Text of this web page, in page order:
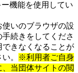
機能を使用してい
いのブラウザの設
手続きをしてくださ
きなくなることが
。
※利用者ご自身
当団体サイトの閲